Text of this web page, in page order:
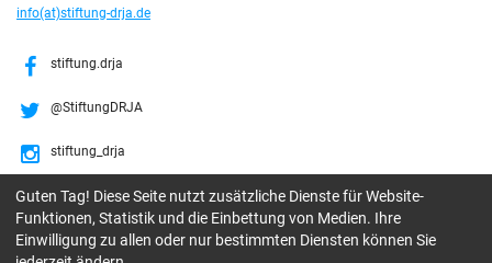
info(at)stiftung-drja.de
stiftung.drja
@StiftungDRJA
stiftung_drja
Stiftung DRJA
Guten Tag! Diese Seite nutzt zusätzliche Dienste für Website-
Funktionen, Statistik und die Einbettung von Medien. Ihre
Einwilligung zu allen oder nur bestimmten Diensten können Sie